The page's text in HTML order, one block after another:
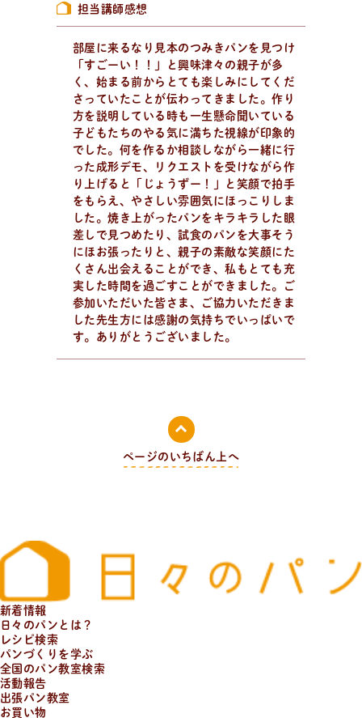
りを学ぶ
学びたい、楽しみたい！
趣味でパン作りを楽しみたい方、製パン理論を学びたい
方、パン教室をはじめたい方。
認定を受けた日々パン先生たち。あなたの街のパン教
担当講師感想
部屋に来るなり見本のつみきパンを見つけ
「すごーい！！」と興味津々の親子が多
く、始まる前からとても楽しみにしてくだ
さっていたことが伝わってきました。作り
方を説明している時も一生懸命聞いている
子どもたちのやる気に満ちた視線が印象的
でした。何を作るか相談しながら一緒に行
った成形デモ、リクエストを受けながら作
り上げると「じょうずー！」と笑顔で拍手
をもらえ、やさしい雰囲気にほっこりしま
した。焼き上がったパンをキラキラした眼
差しで見つめたり、試食のパンを大事そう
にほお張ったりと、親子の素敵な笑顔にた
くさん出会えることができ、私もとても充
実した時間を過ごすことができました。ご
参加いただいた皆さま、ご協力いただきま
した先生方には感謝の気持ちでいっぱいで
す。ありがとうございました。
ページのいちばん上へ
新着情報
日々のパンとは？
レシピ検索
パンづくりを学ぶ
全国のパン教室検索
活動報告
出張パン教室
お買い物